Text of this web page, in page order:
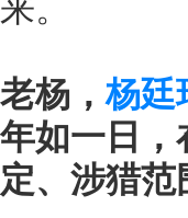
来。
老杨，杨廷
年如一日，
定、涉猎